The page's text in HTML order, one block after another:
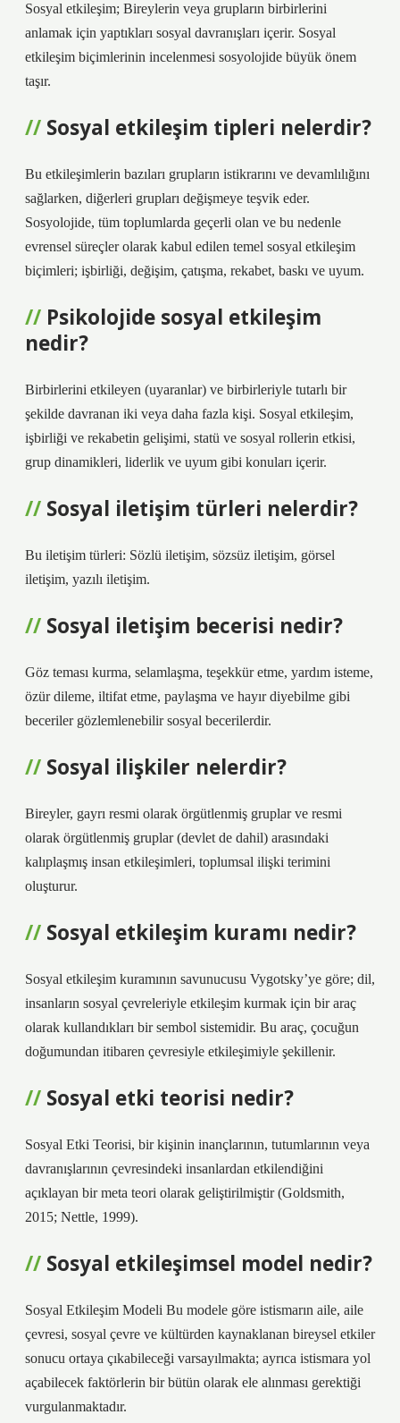
Sosyal etkileşim; Bireylerin veya grupların birbirlerini
anlamak için yaptıkları sosyal davranışları içerir. Sosyal
etkileşim biçimlerinin incelenmesi sosyolojide büyük önem
taşır.
Sosyal etkileşim tipleri nelerdir?
Bu etkileşimlerin bazıları grupların istikrarını ve devamlılığını
sağlarken, diğerleri grupları değişmeye teşvik eder.
Sosyolojide, tüm toplumlarda geçerli olan ve bu nedenle
evrensel süreçler olarak kabul edilen temel sosyal etkileşim
biçimleri; işbirliği, değişim, çatışma, rekabet, baskı ve uyum.
Psikolojide sosyal etkileşim
nedir?
Birbirlerini etkileyen (uyaranlar) ve birbirleriyle tutarlı bir
şekilde davranan iki veya daha fazla kişi. Sosyal etkileşim,
işbirliği ve rekabetin gelişimi, statü ve sosyal rollerin etkisi,
grup dinamikleri, liderlik ve uyum gibi konuları içerir.
Sosyal iletişim türleri nelerdir?
Bu iletişim türleri: Sözlü iletişim, sözsüz iletişim, görsel
iletişim, yazılı iletişim.
Sosyal iletişim becerisi nedir?
Göz teması kurma, selamlaşma, teşekkür etme, yardım isteme,
özür dileme, iltifat etme, paylaşma ve hayır diyebilme gibi
beceriler gözlemlenebilir sosyal becerilerdir.
Sosyal ilişkiler nelerdir?
Bireyler, gayrı resmi olarak örgütlenmiş gruplar ve resmi
olarak örgütlenmiş gruplar (devlet de dahil) arasındaki
kalıplaşmış insan etkileşimleri, toplumsal ilişki terimini
oluşturur.
Sosyal etkileşim kuramı nedir?
Sosyal etkileşim kuramının savunucusu Vygotsky’ye göre; dil,
insanların sosyal çevreleriyle etkileşim kurmak için bir araç
olarak kullandıkları bir sembol sistemidir. Bu araç, çocuğun
doğumundan itibaren çevresiyle etkileşimiyle şekillenir.
Sosyal etki teorisi nedir?
Sosyal Etki Teorisi, bir kişinin inançlarının, tutumlarının veya
davranışlarının çevresindeki insanlardan etkilendiğini
açıklayan bir meta teori olarak geliştirilmiştir (Goldsmith,
2015; Nettle, 1999).
Sosyal etkileşimsel model nedir?
Sosyal Etkileşim Modeli Bu modele göre istismarın aile, aile
çevresi, sosyal çevre ve kültürden kaynaklanan bireysel etkiler
sonucu ortaya çıkabileceği varsayılmakta; ayrıca istismara yol
açabilecek faktörlerin bir bütün olarak ele alınması gerektiği
vurgulanmaktadır.